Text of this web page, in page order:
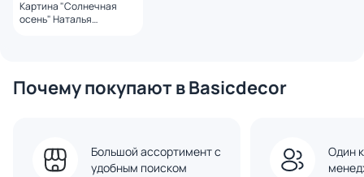
Картина "Солнечная
осень" Наталья
Почему покупают в Basicdecor
Большой ассортимент с
удобным поиском
Один